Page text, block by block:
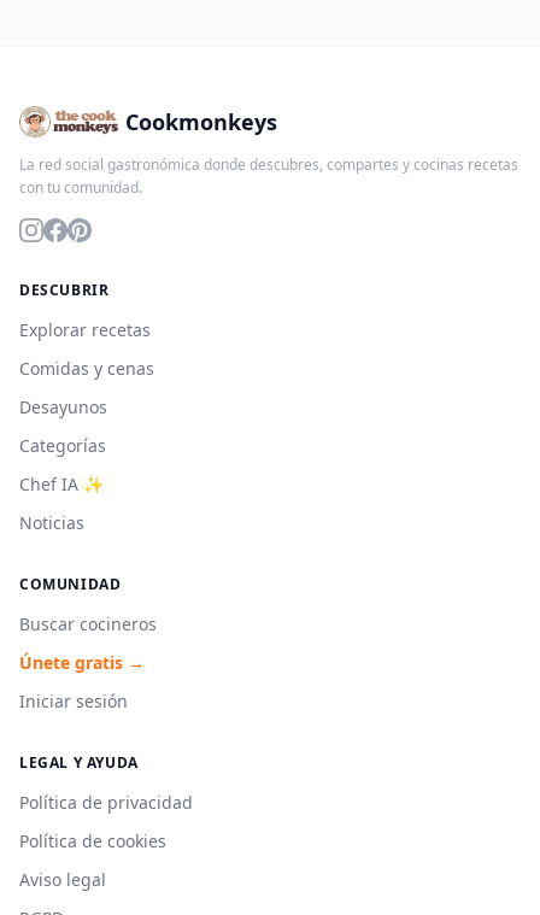
Cookmonkeys
La red social gastronómica donde descubres, compartes y cocinas recetas
con tu comunidad.
DESCUBRIR
Explorar recetas
Comidas y cenas
Desayunos
Categorías
Chef IA ✨
Noticias
COMUNIDAD
Buscar cocineros
Únete gratis →
Iniciar sesión
LEGAL Y AYUDA
Política de privacidad
Política de cookies
Aviso legal